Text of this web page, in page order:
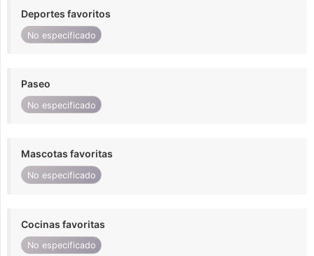
Deportes favoritos
No especificado
Paseo
No especificado
Mascotas favoritas
No especificado
Cocinas favoritas
No especificado